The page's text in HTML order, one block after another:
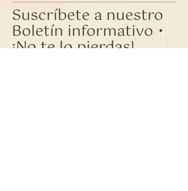
Suscríbete a nuestro
Boletín informativo •
¡No te lo pierdas!